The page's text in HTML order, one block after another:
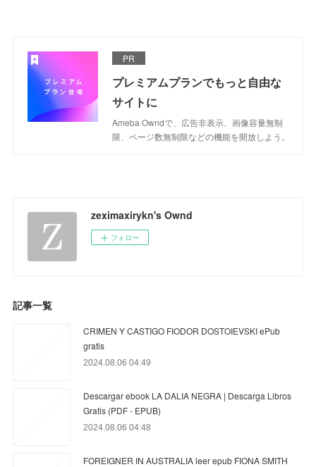
PR
プレミアムプランでもっと自由な
サイトに
Ameba Owndで、広告非表示、画像容量無制
限、ページ数無制限などの機能を開放しよう。
zeximaxirykn's Ownd
フォロー
記事一覧
CRIMEN Y CASTIGO FIODOR DOSTOIEVSKI ePub
gratis
2024.08.06 04:49
Descargar ebook LA DALIA NEGRA | Descarga Libros
Gratis (PDF - EPUB)
2024.08.06 04:48
FOREIGNER IN AUSTRALIA leer epub FIONA SMITH